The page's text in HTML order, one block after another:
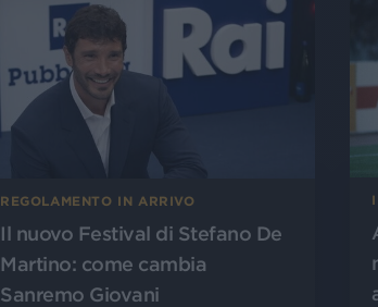
REGOLAMENTO IN ARRIVO
Il nuovo Festival di Stefano De
Martino: come cambia
Sanremo Giovani